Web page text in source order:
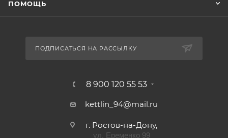
ПОМОЩЬ
ПОДПИСАТЬСЯ НА РАССЫЛКУ
8 900 120 55 53
kettlin_94@mail.ru
г. Ростов-на-Дону,
ул. Еременко 99